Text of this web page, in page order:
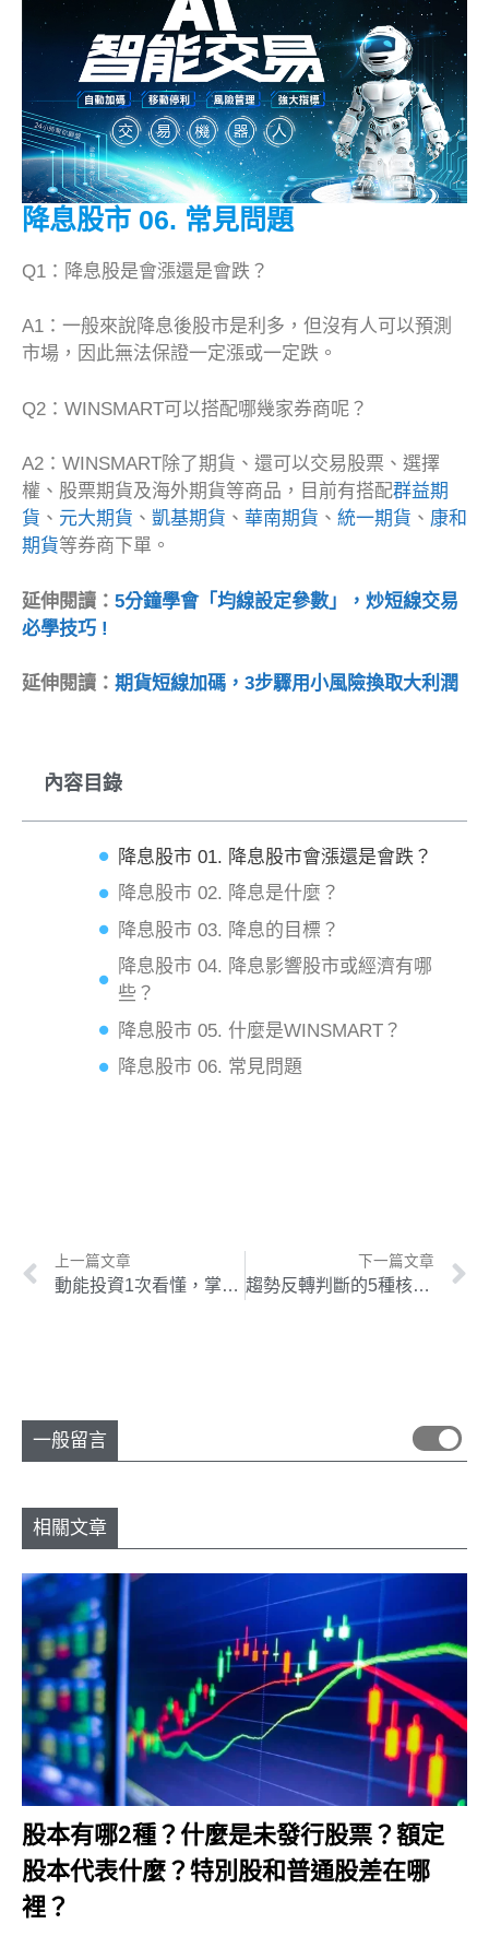
降息股市 06. 常見問題
Q1：降息股是會漲還是會跌？
A1：一般來說降息後股市是利多，但沒有人可以預測
市場，因此無法保證一定漲或一定跌。
Q2：WINSMART可以搭配哪幾家券商呢？
A2：WINSMART除了期貨、還可以交易股票、選擇
權、股票期貨及海外期貨等商品，目前有搭配群益期
貨 、 元大期貨 、 凱基期貨 、 華南期貨 、 統一期貨 、 康和
期貨等券商下單。
延伸閱讀： 5分鐘學會「均線設定參數」，炒短線交易
必學技巧 !
延伸閱讀： 期貨短線加碼，3步驟用小風險換取大利潤
內容目錄
降息股市 01. 降息股市會漲還是會跌？
降息股市 02. 降息是什麼？
降息股市 03. 降息的目標？
降息股市 04. 降息影響股市或經濟有哪
些？
降息股市 05. 什麼是WINSMART？
降息股市 06. 常見問題
上一篇文章
動能投資1次看懂，掌握趨勢發動絕佳時機！
下一篇文章
趨勢反轉判斷的5種核心要領，帶你掌握市場先機！
一般留言
相關文章
股本有哪2種？什麼是未發行股票？額定
股本代表什麼？特別股和普通股差在哪
裡？